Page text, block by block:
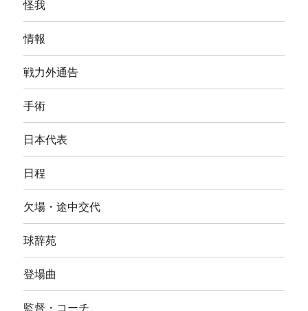
怪我
情報
戦力外通告
手術
日本代表
日程
欠場・途中交代
球辞苑
登場曲
監督・コーチ